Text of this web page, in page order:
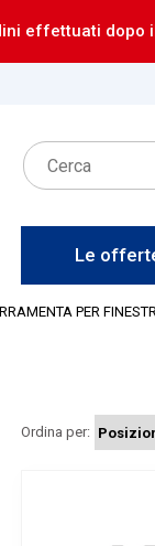
effettuati dopo
Le
PER
Ordina per: